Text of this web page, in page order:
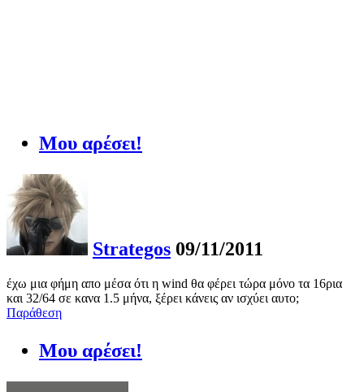
Μου αρέσει!
Strategos 09/11/2011
έχω μια φήμη απο μέσα ότι η wind θα φέρει τώρα μόνο τα 16ρια
και 32/64 σε κανα 1.5 μήνα, ξέρει κάνεις αν ισχύει αυτο;
Παράθεση
Μου αρέσει!